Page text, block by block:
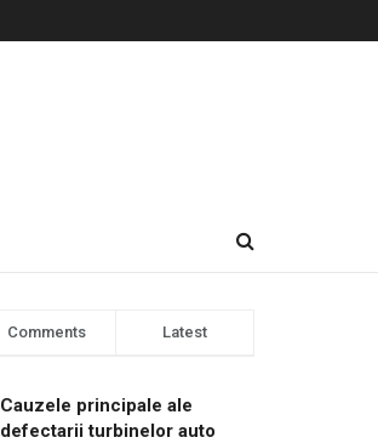
Comments Latest
Cauzele principale ale
defectarii turbinelor auto